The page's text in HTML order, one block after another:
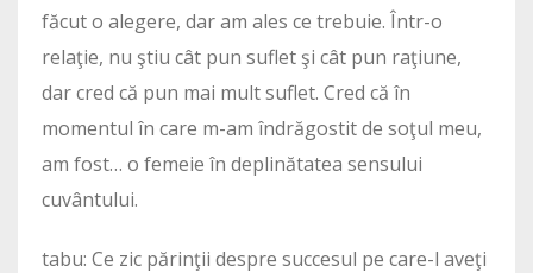
făcut o alegere, dar am ales ce trebuie. Într-o
relaţie, nu ştiu cât pun suflet şi cât pun raţiune,
dar cred că pun mai mult suflet. Cred că în
momentul în care m-am îndrăgostit de soţul meu,
am fost… o femeie în deplinătatea sensului
cuvântului.
tabu: Ce zic părinţii despre succesul pe care-l aveţi